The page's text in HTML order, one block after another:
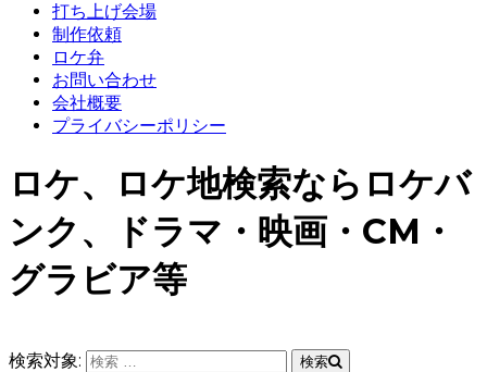
打ち上げ会場
制作依頼
ロケ弁
お問い合わせ
会社概要
プライバシーポリシー
ロケ、ロケ地検索ならロケバ
ンク、ドラマ・映画・CM・
グラビア等
検索対象: 検索